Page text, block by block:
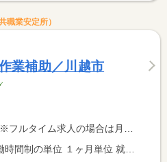
職業安定所）
業補助／川越市
換算額）、パート求人の場合は時間額を表示しています。